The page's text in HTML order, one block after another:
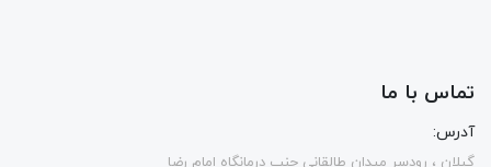
تماس با ما
آدرس:
گیلان ، رودسر میدان طالقانی جنب درمانگاه امام رضا